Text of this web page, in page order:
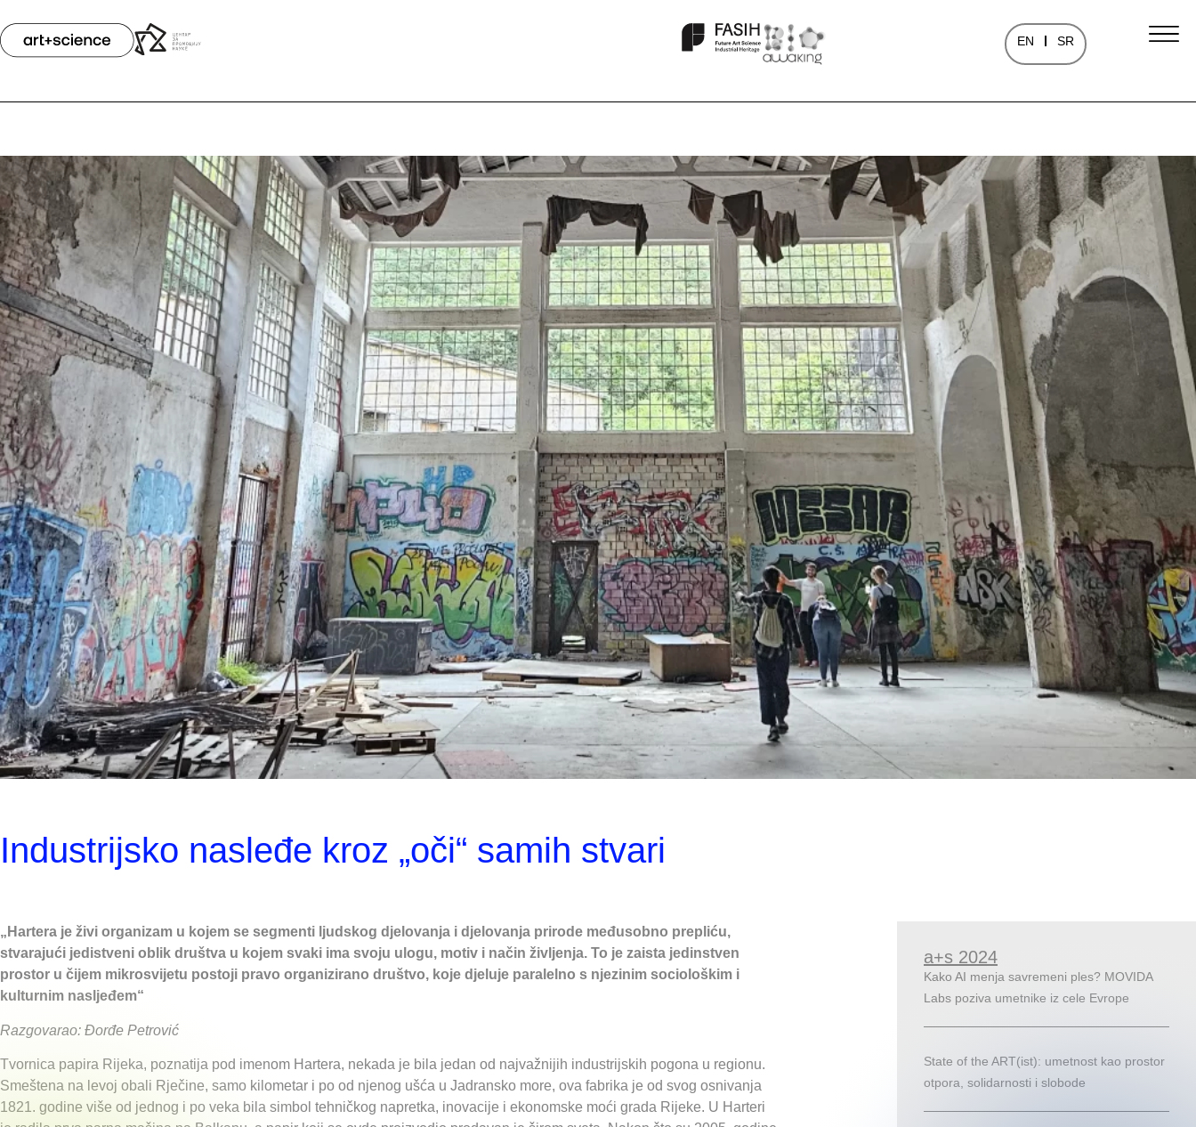
EN SR
Industrijsko nasleđe kroz „oči“ samih stvari
„Hartera je živi organizam u kojem se segmenti ljudskog djelovanja i djelovanja prirode međusobno prepliću,
stvarajući jedistveni oblik društva u kojem svaki ima svoju ulogu, motiv i način življenja. To je zaista jedinstven
prostor u čijem mikrosvijetu postoji pravo organizirano društvo, koje djeluje paralelno s njezinim sociološkim i
kulturnim nasljeđem“
Razgovarao: Đorđe Petrović
Tvornica papira Rijeka, poznatija pod imenom Hartera, nekada je bila jedan od najvažnijih industrijskih pogona u regionu.
Smeštena na levoj obali Rječine, samo kilometar i po od njenog ušća u Jadransko more, ova fabrika je od svog osnivanja
1821. godine više od jednog i po veka bila simbol tehničkog napretka, inovacije i ekonomske moći grada Rijeke. U Harteri
a+s 2024
Kako AI menja savremeni ples? MOVIDA
Labs poziva umetnike iz cele Evrope
State of the ART(ist): umetnost kao prostor
otpora, solidarnosti i slobode